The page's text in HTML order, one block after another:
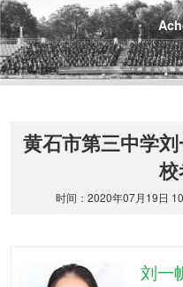
黄石市第三中学
时间：2020年07月19日
刘一